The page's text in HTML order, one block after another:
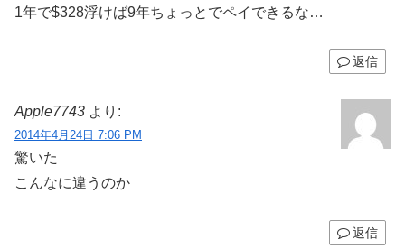
1年で$328浮けば9年ちょっとでペイできるな…
返信
Apple7743 より:
2014年4月24日 7:06 PM
驚いた
こんなに違うのか
返信